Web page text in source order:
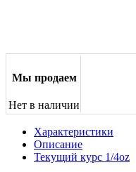
Мы продаем
Нет в наличии
Характеристики
Описание
Текущий курс 1/4oz